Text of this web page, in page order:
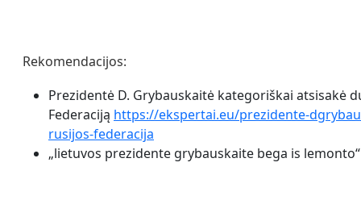
Rekomendacijos:
Prezidentė D. Grybauskaitė kategoriškai atsisakė
Federaciją https://ekspertai.eu/prezidente-
rusijos-federacija
„lietuvos prezidente grybauskaite bega is